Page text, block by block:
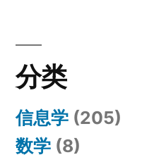
分类
信息学 (205)
数学 (8)